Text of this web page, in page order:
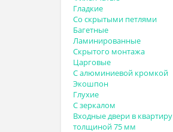
Гладкие
Со скрытыми петлями
Багетные
Ламинированные
Скрытого монтажа
Царговые
С алюминиевой кромкой
Экошпон
Глухие
С зеркалом
Входные двери в квартиру
толщиной 75 мм